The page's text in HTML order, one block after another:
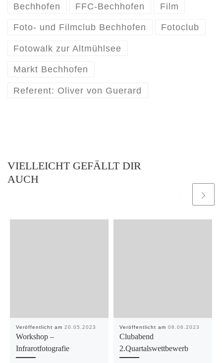
Bechhofen FFC-Bechhofen Film
Foto- und Filmclub Bechhofen Fotoclub
Fotowalk zur Altmühlsee
Markt Bechhofen
Referent: Oliver von Guerard
VIELLEICHT GEFÄLLT DIR
AUCH
Veröffentlicht am 20.05.2023
Workshop –
Infrarotfotografie
Veröffentlicht am 08.06.2023
Clubabend
2.Quartalswettbewerb